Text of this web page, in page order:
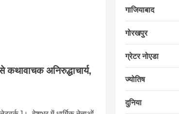
अनिरुद्धाचार्य,
गाजियाबाद
गोरखपुर
ग्रेटर नोएडा
ज्योतिष
दुनिया